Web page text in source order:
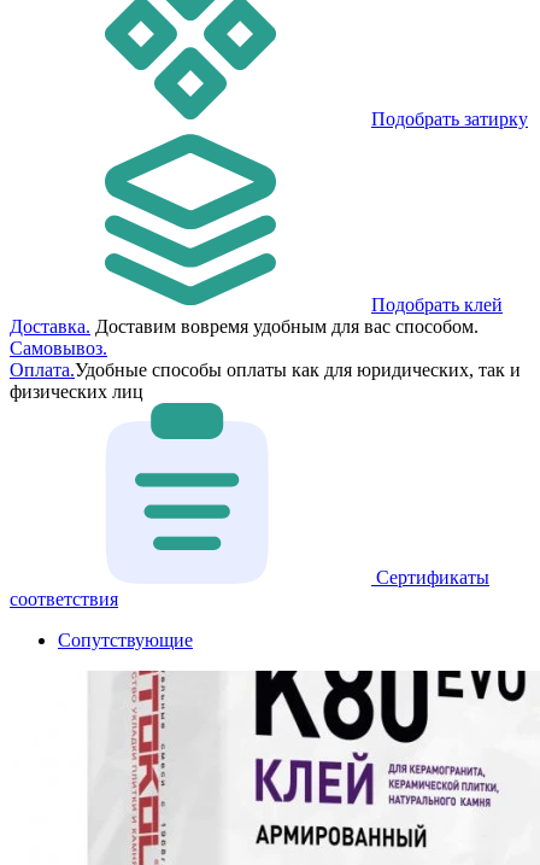
Подобрать затирку
Подобрать клей
Доставка. Доставим вовремя удобным для вас способом.
Самовывоз.
Оплата.Удобные способы оплаты как для юридических, так и
физических лиц
Сертификаты
соответствия
Сопутствующие